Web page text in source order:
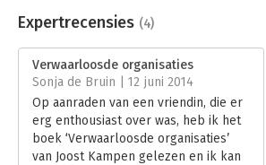
Bestandsformaat:
epub
Uitgever:
Boom
Druk:
3
Verschijningsdatum:
26-11-2014
Hoofdrubriek: Organisatiekunde
Expertrecensies (4)
Verwaarloosde organisaties
Sonja de Bruin | 12 juni 2014
Op aanraden van een vriendin, die er
erg enthousiast over was, heb ik het
boek ‘Verwaarloosde organisaties’
van Joost Kampen gelezen en ik kan